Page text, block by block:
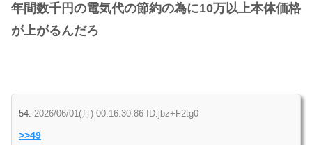
年間数千円の電気代の節約の為に10万以上本体価格
が上がるんだろ
54: 2026/06/01(月) 00:16:30.86 ID:jbz+F2tg0
>>49